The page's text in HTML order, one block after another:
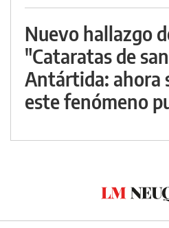
Nuevo hallazgo
"Cataratas de
Antártida: ahora
este fenómeno